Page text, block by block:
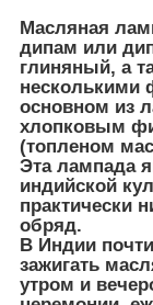
Масляная
дипам или
глиняный, а
несколькими
основном из
хлопковым
(топленом
Эта лампада
индийской
практически
обряд.
В Индии
зажигать
утром и